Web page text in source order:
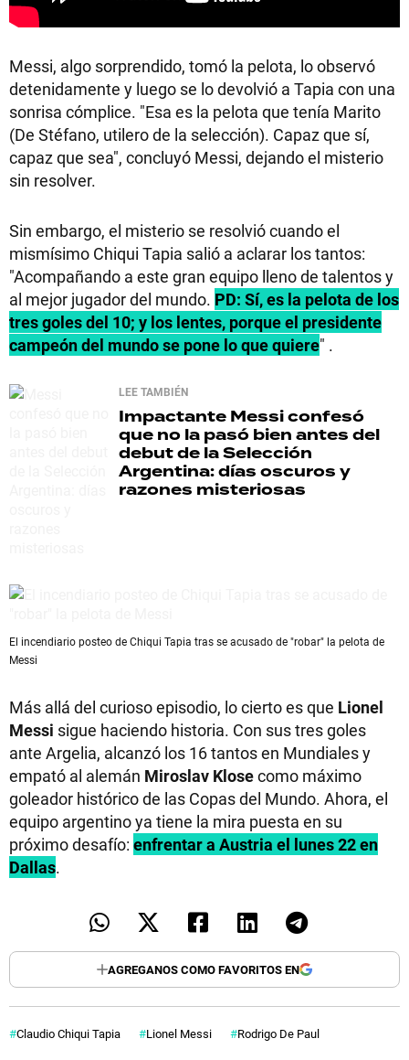
Messi, algo sorprendido, tomó la pelota, lo observó
detenidamente y luego se lo devolvió a Tapia con una
sonrisa cómplice. "Esa es la pelota que tenía Marito
(De Stéfano, utilero de la selección). Capaz que sí,
capaz que sea", concluyó Messi, dejando el misterio
sin resolver.
Sin embargo, el misterio se resolvió cuando el
mismísimo Chiqui Tapia salió a aclarar los tantos:
"Acompañando a este gran equipo lleno de talentos y
al mejor jugador del mundo. PD: Sí, es la pelota de los
tres goles del 10; y los lentes, porque el presidente
campeón del mundo se pone lo que quiere" .
LEE TAMBIÉN
Impactante Messi confesó
que no la pasó bien antes del
debut de la Selección
Argentina: días oscuros y
razones misteriosas
El incendiario posteo de Chiqui Tapia tras se acusado de "robar" la pelota de
Messi
Más allá del curioso episodio, lo cierto es que Lionel
Messi sigue haciendo historia. Con sus tres goles
ante Argelia, alcanzó los 16 tantos en Mundiales y
empató al alemán Miroslav Klosecomo máximo
goleador histórico de las Copas del Mundo. Ahora, el
equipo argentino ya tiene la mira puesta en su
próximo desafío: enfrentar a Austria el lunes 22 en
Dallas.
AGREGANOS COMO FAVORITOS EN
Claudio Chiqui Tapia Lionel Messi Rodrigo De Paul